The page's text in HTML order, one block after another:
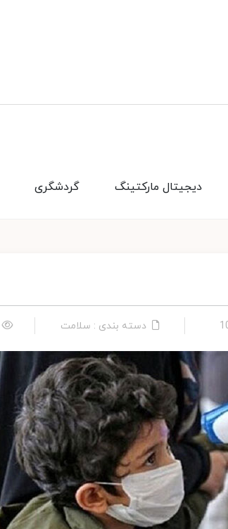
گردشگری دیجیتال مارکتینگ
دسته بندی : سلامت